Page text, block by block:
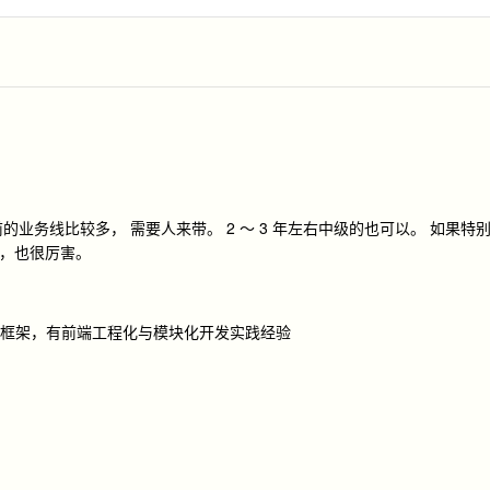
业务线比较多， 需要人来带。 2 ～ 3 年左右中级的也可以。 如果特别
也很厉害。
架，有前端工程化与模块化开发实践经验